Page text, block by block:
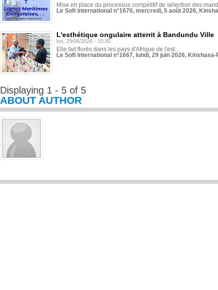
Mise en place du processus compétitif de sélection des
Le Soft International n°1670, mercredi, 5 août 2026,
L'esthétique ongulaire atterrit à Bandundu Ville
lun, 29/06/2026 - 10:30
Elle fait florès dans les pays d'Afrique de l'est...
Le Soft International n°1667, lundi, 29 juin 2026,
Displaying 1 - 5 of 5
ABOUT AUTHOR